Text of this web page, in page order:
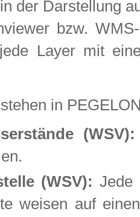
der Darstellung
bzw.
Layer mit
in
(WSV):
(WSV): Jede
weisen auf